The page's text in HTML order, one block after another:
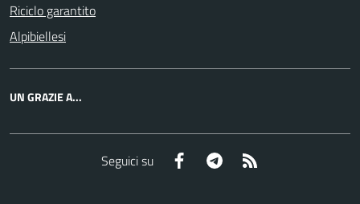
Riciclo garantito
Alpibiellesi
UN GRAZIE A...
Seguici su Facebook Telegram